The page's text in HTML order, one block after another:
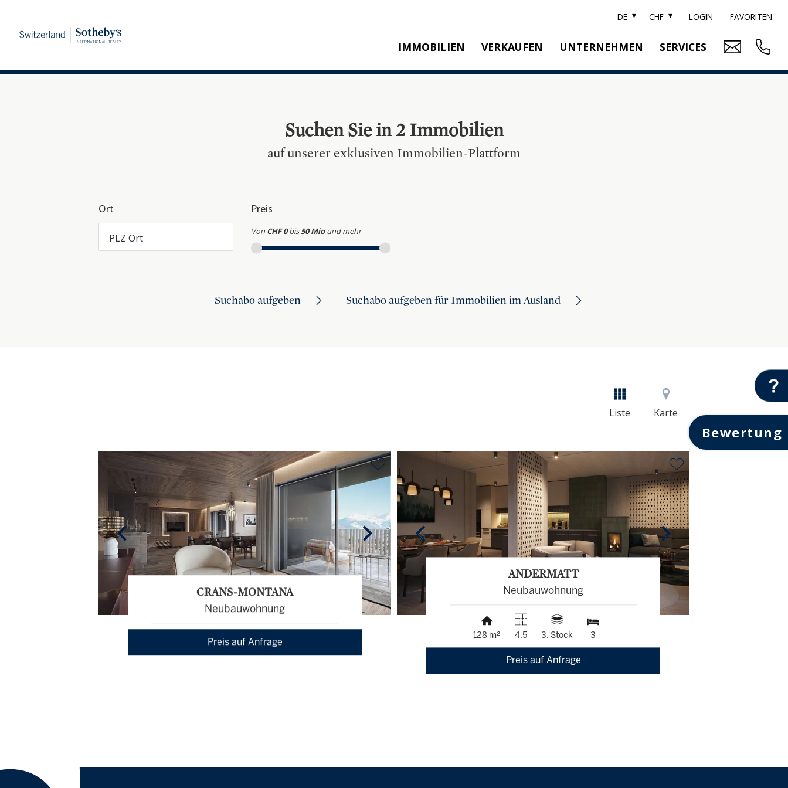
DE CHF LOGIN FAVORITEN
IMMOBILIEN
NEUBAU
REFERENZEN
VERKAUFEN UNTERNEHMEN SERVICES
Bewertung
Suchen Sie in 2 Immobilien
auf unserer exklusiven Immobilien-Plattform
Ort
PLZ Ort
Preis
Von CHF 0 bis50 Mio und mehr
Suchabo aufgeben Suchabo aufgeben für Immobilien im Ausland
Liste Karte
CRANS-MONTANA
Neubauwohnung
Preis auf Anfrage
ANDERMATT
Neubauwohnung
128 m² 4.5 3. Stock 3
Preis auf Anfrage